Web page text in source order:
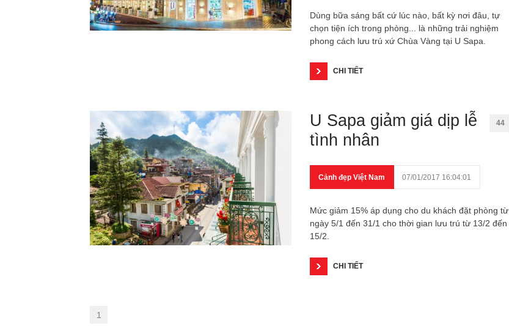
Dùng bữa sáng bất cứ lúc nào, bất kỳ nơi đâu, tự
chọn tiện ích trong phòng... là những trải nghiệm
phong cách lưu trú xứ Chùa Vàng tại U Sapa.
CHI TIẾT
U Sapa giảm giá dịp lễ
tình nhân
44
Cảnh đẹp Việt Nam 07/01/2017 16:04:01
Mức giảm 15% áp dụng cho du khách đặt phòng từ
ngày 5/1 đến 31/1 cho thời gian lưu trú từ 13/2 đến
15/2.
CHI TIẾT
1